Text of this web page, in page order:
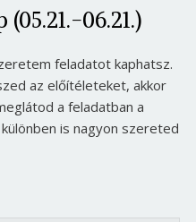
06.21.)
feladatot kaphatsz.
az előítéleteket, akkor
a feladatban a
is nagyon szereted